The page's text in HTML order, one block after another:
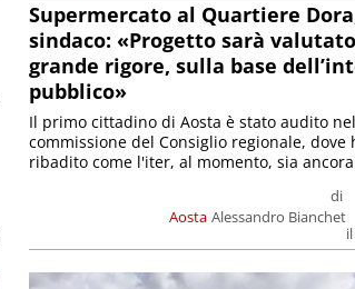
Supermercato al Quartiere
sindaco: «Progetto sarà
grande rigore, sulla base
pubblico»
Aosta
di
Alessandro Bianchet
Il primo cittadino di Aosta è stato audito
commissione del Consiglio regionale, dove
ribadito come l'iter, al momento, sia